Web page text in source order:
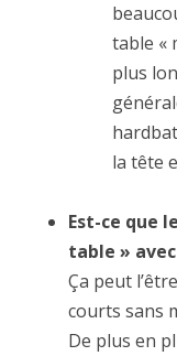
table «
plus
la tête
Est-ce que
table »
Ça peut
courts sans
De plus en